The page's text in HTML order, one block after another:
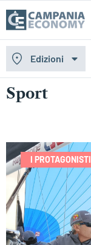
Edizioni
Home »Sport
Sport
I PROTAGONISTI